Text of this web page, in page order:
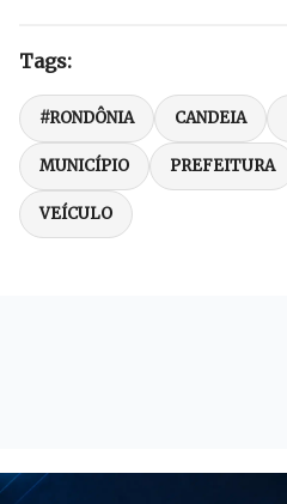
Tags:
#RONDÔNIA CANDEIA
MUNICÍPIO PREFEITURA
VEÍCULO